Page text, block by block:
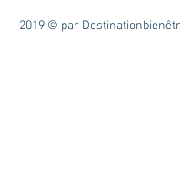
2019 © par